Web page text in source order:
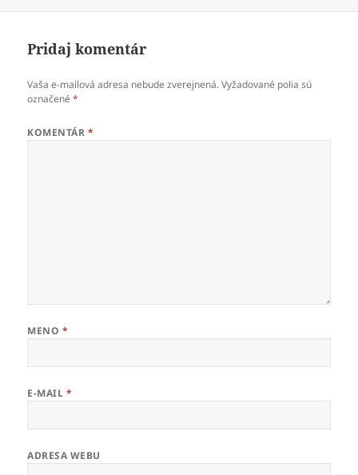
Pridaj komentár
Vaša e-mailová adresa nebude zverejnená. Vyžadované polia sú
označené*
KOMENTÁR *
MENO *
E-MAIL *
ADRESA WEBU